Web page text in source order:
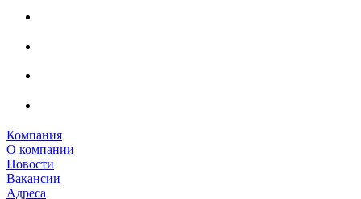
Компания
О компании
Новости
Вакансии
Адреса